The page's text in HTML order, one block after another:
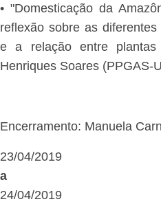
• "Domesticação da
reflexão sobre as
e a relação entre plantas
Henriques Soares (PPGAS-
Encerramento: Manuela
23/04/2019
a
24/04/2019